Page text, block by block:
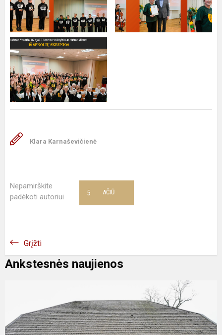
Klara Karnaševičienė
Nepamirškite
padėkoti autoriui
AČIŪ
5
Grįžti
Ankstesnės naujienos